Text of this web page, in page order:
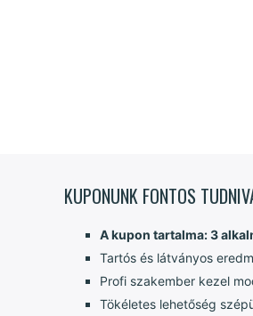
KUPONUNK FONTOS
A kupon tartalma: 3
Tartós és látványos
Profi szakember kezel
Tökéletes lehetőség